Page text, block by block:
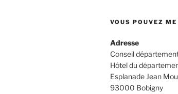
VOUS POUVEZ ME
Adresse
Conseil
Hôtel du
Esplanade Jean
93000 Bobigny